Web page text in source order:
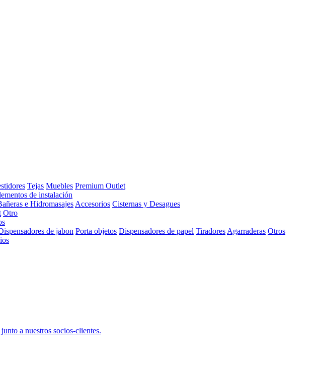
Tejas Muebles Premium Outlet
de instalación
e Hidromasajes Accesorios Cisternas y Desagues
Otro
de jabon Porta objetos Dispensadores de papel Tiradores Agarraderas Otros
a nuestros socios-clientes.